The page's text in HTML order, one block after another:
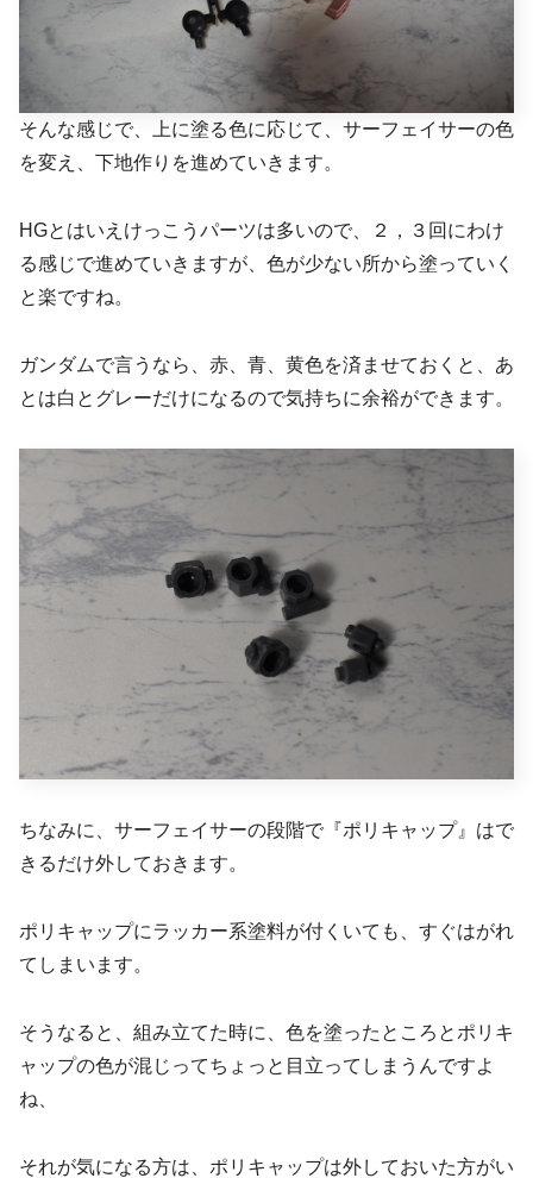
そんな感じで、上に塗る色に応じて、サーフェイサーの色
を変え、下地作りを進めていきます。
HGとはいえけっこうパーツは多いので、２，３回にわけ
る感じで進めていきますが、色が少ない所から塗っていく
と楽ですね。
ガンダムで言うなら、赤、青、黄色を済ませておくと、あ
とは白とグレーだけになるので気持ちに余裕ができます。
ちなみに、サーフェイサーの段階で『ポリキャップ』はで
きるだけ外しておきます。
ポリキャップにラッカー系塗料が付くいても、すぐはがれ
てしまいます。
そうなると、組み立てた時に、色を塗ったところとポリキ
ャップの色が混じってちょっと目立ってしまうんですよ
ね、
それが気になる方は、ポリキャップは外しておいた方がい